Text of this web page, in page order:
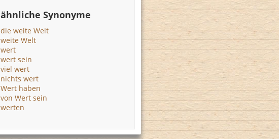
ähnliche Synonyme
die weite Welt
weite Welt
wert
wert sein
viel wert
nichts wert
Wert haben
von Wert sein
werten